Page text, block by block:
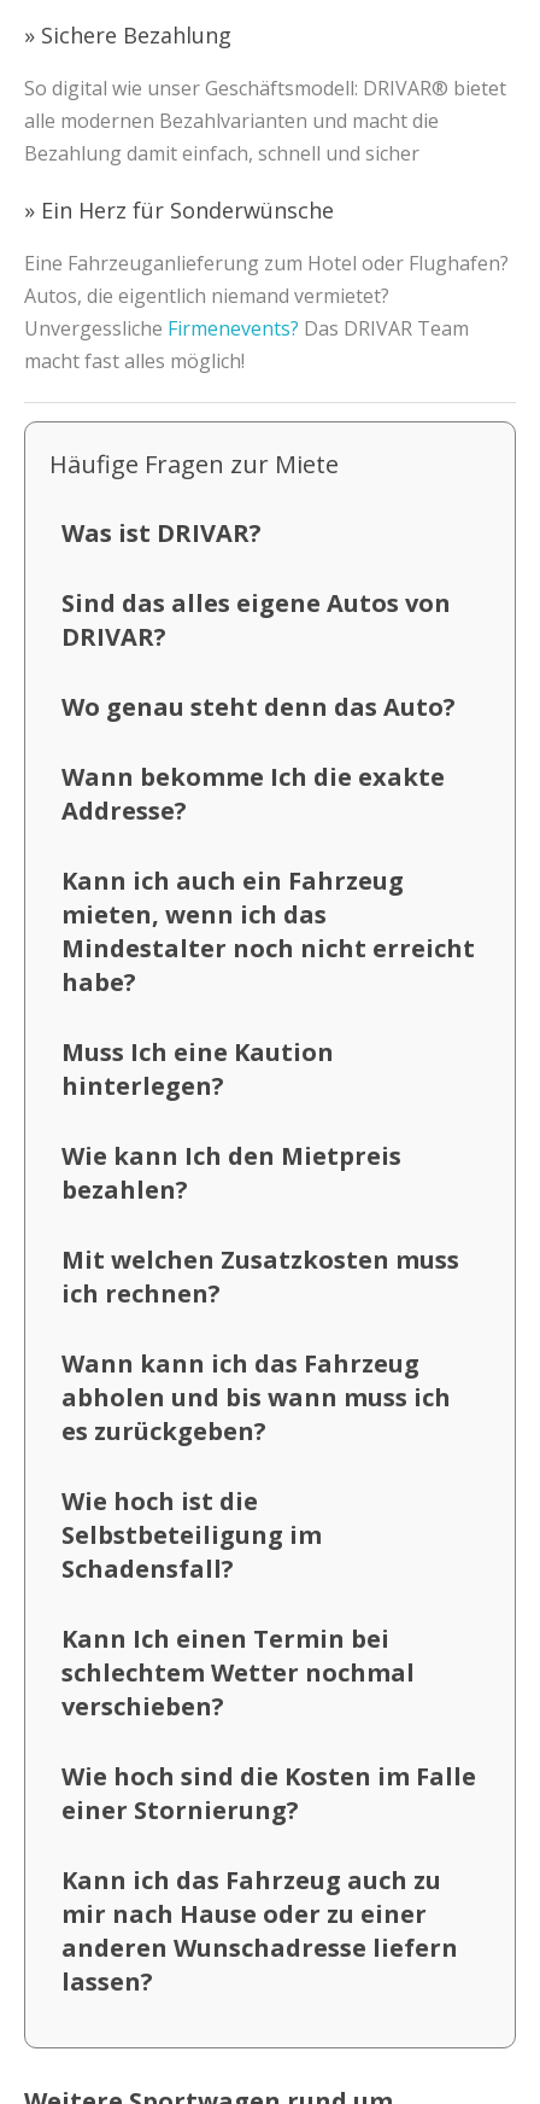
» Sichere Bezahlung
So digital wie unser Geschäftsmodell: DRIVAR® bietet
alle modernen Bezahlvarianten und macht die
Bezahlung damit einfach, schnell und sicher
» Ein Herz für Sonderwünsche
Eine Fahrzeuganlieferung zum Hotel oder Flughafen?
Autos, die eigentlich niemand vermietet?
Unvergessliche Firmenevents? Das DRIVAR Team
macht fast alles möglich!
Häufige Fragen zur Miete
Was ist DRIVAR?
Sind das alles eigene Autos von
DRIVAR?
Wo genau steht denn das Auto?
Wann bekomme Ich die exakte
Addresse?
Kann ich auch ein Fahrzeug
mieten, wenn ich das
Mindestalter noch nicht erreicht
habe?
Muss Ich eine Kaution
hinterlegen?
Wie kann Ich den Mietpreis
bezahlen?
Mit welchen Zusatzkosten muss
ich rechnen?
Wann kann ich das Fahrzeug
abholen und bis wann muss ich
es zurückgeben?
Wie hoch ist die
Selbstbeteiligung im
Schadensfall?
Kann Ich einen Termin bei
schlechtem Wetter nochmal
verschieben?
Wie hoch sind die Kosten im Falle
einer Stornierung?
Kann ich das Fahrzeug auch zu
mir nach Hause oder zu einer
anderen Wunschadresse liefern
lassen?